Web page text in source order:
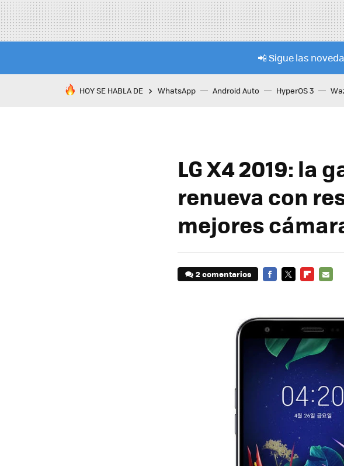
📲 Sigue las
HOY SE HABLA DE WhatsApp Android Auto HyperOS 3
LG X4 2019: la
renueva con
mejores
2 comentarios